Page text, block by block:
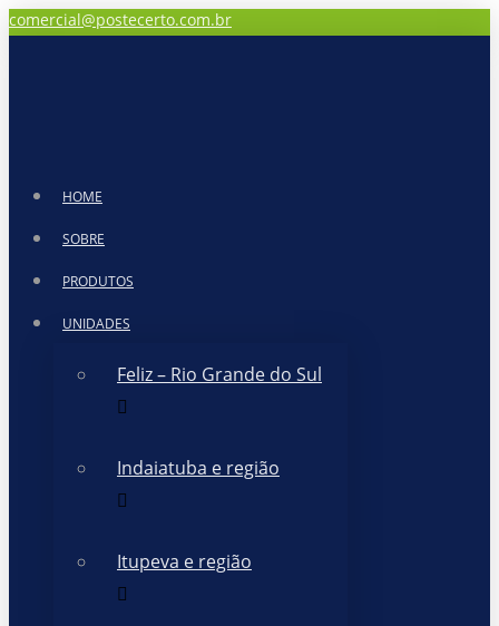
comercial@postecerto.com.br
HOME
SOBRE
PRODUTOS
UNIDADES
Feliz – Rio Grande do Sul
Indaiatuba e região
Itupeva e região